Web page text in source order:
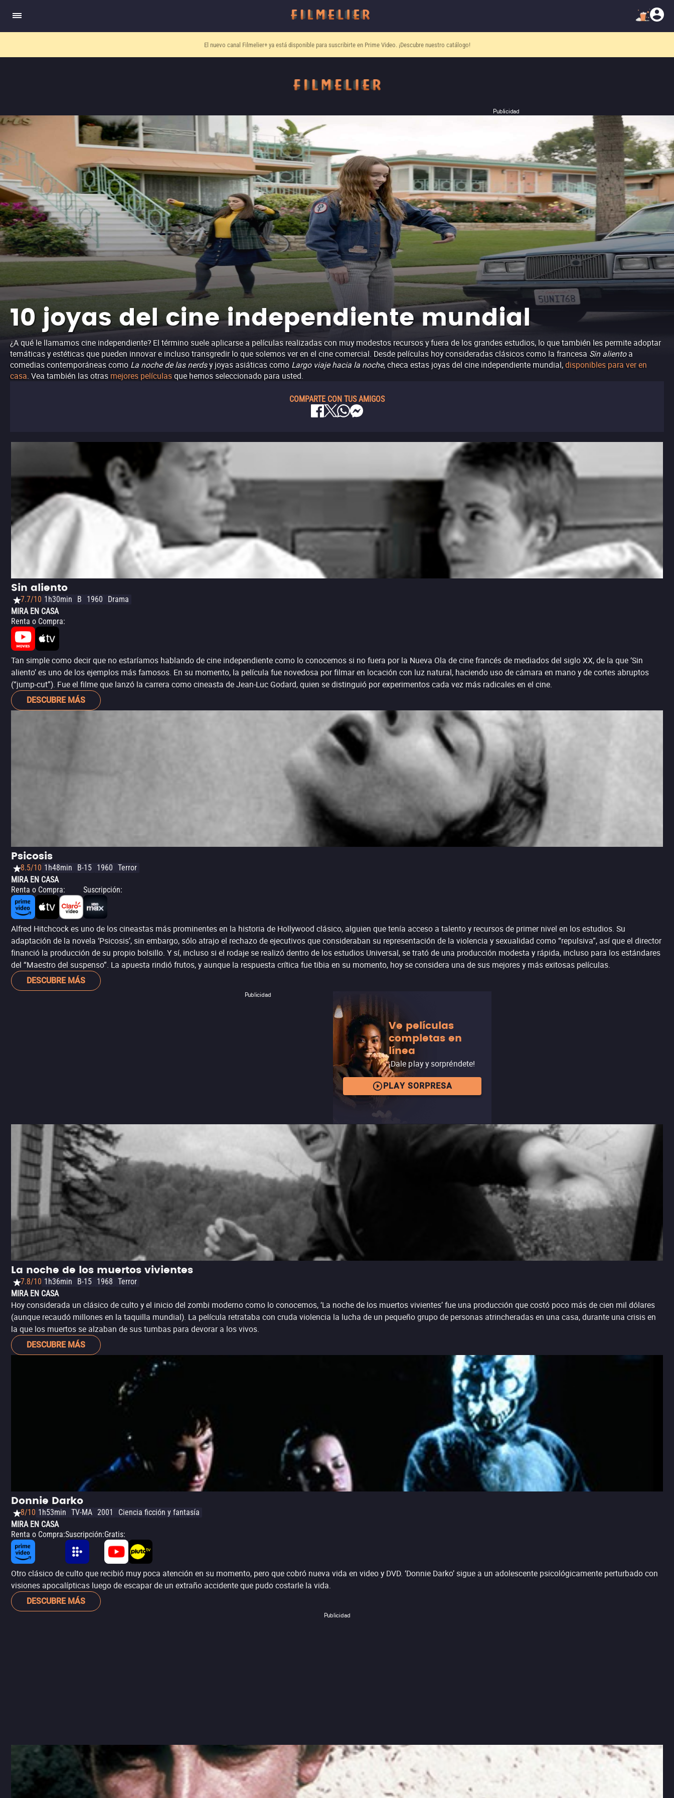
El nuevo canal Filmelier+ya está disponible para suscribirte en Prime Video. ¡Descubre nuestro catálogo!
Publicidad
10 joyas del cine independiente mundial
¿A qué le llamamos cine independiente? El término suele aplicarse a películas realizadas con muy modestos recursos y fuera de los grandes estudios, lo que también les permite adoptar
temáticas y estéticas que pueden innovar e incluso transgredir lo que solemos ver en el cine comercial. Desde películas hoy consideradas clásicos como la francesa Sin alientoa
comedias contemporáneas como La noche de las nerdsy joyas asiáticas como Largo viaje hacia la noche, checa estas joyas del cine independiente mundial,disponibles para ver en
casa. Vea también las otras mejores películasque hemos seleccionado para usted.
COMPARTE CON TUS AMIGOS
Sin aliento
7.7/10 1h30min B 1960
Drama
MIRA EN CASA
Renta o Compra:
Tan simple como decir que no estaríamos hablando de cine independiente como lo conocemos si no fuera por la Nueva Ola de cine francés de mediados del siglo XX, de la que ‘Sin
aliento’ es uno de los ejemplos más famosos. En su momento, la película fue novedosa por filmar en locación con luz natural, haciendo uso de cámara en mano y de cortes abruptos
(“jump-cut”). Fue el filme que lanzó la carrera como cineasta de Jean-Luc Godard, quien se distinguió por experimentos cada vez más radicales en el cine.
DESCUBRE MÁS
Psicosis
8.5/10 1h48min B-15 1960 Terror
MIRA EN CASA
Renta o Compra: Suscripción:
Alfred Hitchcock es uno de los cineastas más prominentes en la historia de Hollywood clásico, alguien que tenía acceso a talento y recursos de primer nivel en los estudios. Su
adaptación de la novela ‘Psicosis’, sin embargo, sólo atrajo el rechazo de ejecutivos que consideraban su representación de la violencia y sexualidad como “repulsiva”, así que el director
financió la producción de su propio bolsillo. Y sí, incluso si el rodaje se realizó dentro de los estudios Universal, se trató de una producción modesta y rápida, incluso para los estándares
del “Maestro del suspenso”. La apuesta rindió frutos, y aunque la respuesta crítica fue tibia en su momento, hoy se considera una de sus mejores y más exitosas películas.
DESCUBRE MÁS
Ve películas
completas en
línea
¡Dale play y sorpréndete!
PLAY SORPRESA
Publicidad
La noche de los muertos vivientes
7.8/10 1h36min B-15 1968 Terror
MIRA EN CASA
Hoy considerada un clásico de culto y el inicio del zombi moderno como lo conocemos, ‘La noche de los muertos vivientes’ fue una producción que costó poco más de cien mil dólares
(aunque recaudó millones en la taquilla mundial). La película retrataba con cruda violencia la lucha de un pequeño grupo de personas atrincheradas en una casa, durante una crisis en
la que los muertos se alzaban de sus tumbas para devorar a los vivos.
DESCUBRE MÁS
Donnie Darko
8/10 1h53min TV-MA 2001
Ciencia ficción y fantasía
MIRA EN CASA
Renta o Compra:Suscripción:Gratis:
Otro clásico de culto que recibió muy poca atención en su momento, pero que cobró nueva vida en video y DVD. ‘Donnie Darko’ sigue a un adolescente psicológicamente perturbado con
visiones apocalípticas luego de escapar de un extraño accidente que pudo costarle la vida.
DESCUBRE MÁS
Publicidad